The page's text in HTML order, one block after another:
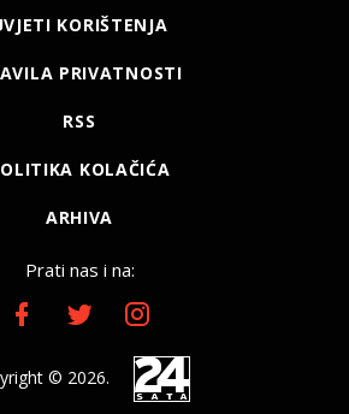
KORIŠTENJA
PRIVATNOSTI
RSS
KOLAČIĆA
ARHIVA
Prati nas i na:
© 2026.